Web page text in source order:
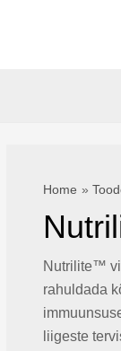
Home
Nutrilite™
rahuldada
liigeste